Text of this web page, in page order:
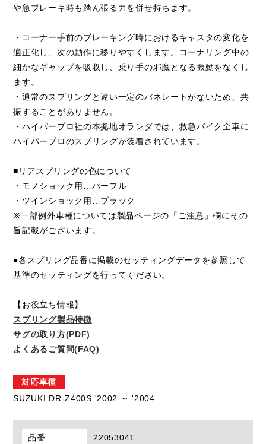
や急ブレーキ時も踏ん張る力を併せ持ちます。
・コーナー手前のブレーキング時におけるキャスタの変化を
適正化し、次の動作に移りやすくします。コーナリング中の
細かなギャップを吸収し、乗り手の邪魔となる振動をなくし
ます。
・通常のスプリングと違い一定のバネレートがないため、共
振することがありません。
・ハイパープロ社の本拠地オランダでは、救急バイク全車に
ハイパープロのスプリングが装着されています。
■リアスプリングの色について
・モノショック用…パープル
・ツインショック用…ブラック
※一部例外車種については製品ページの「ご注意」欄にその
旨記載がございます。
●各スプリング品番に掲載のセッティングデータを参照して
基準のセッティングを行ってください。
【お役立ち情報】
スプリング製品特徴
サグの取り方(PDF)
よくあるご質問(FAQ)
対応車種
SUZUKI DR-Z400S '2002 ～ '2004
品番
22053041